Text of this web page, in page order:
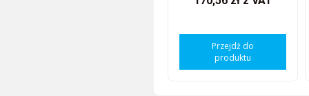
Przejdź do
produktu